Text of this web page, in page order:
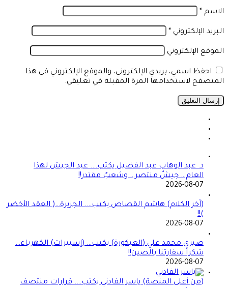
الاسم *
البريد الإلكتروني *
الموقع الإلكتروني
احفظ اسمي، بريدي الإلكتروني، والموقع الإلكتروني في هذا
المتصفح لاستخدامها المرة المقبلة في تعليقي.
د. عبد الوهاب عبد الفضيل يكتب…. عيد الجيش لهذا
العام… جيشٌ منتصر… وشعبٌ مقتدر!!
2026-08-07
(آخر الكلام) هاشم القصاص يكتب…. الجزيرة…( العقد الأخضر
)!!
2026-08-07
صبرى محمد علي (العيكورة) يكتب… (إسبيرات) الكهرباء…
شكراً سفارتنا بالصين!!
2026-08-07
(من أعلى المنصة) ياسر الفادني يكتب…. قرارات منتصف